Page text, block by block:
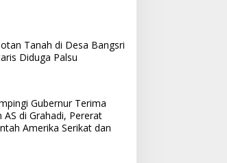
Tanah di Desa Bangsri
Diduga Palsu
Gubernur Terima
di Grahadi, Pererat
Amerika Serikat dan